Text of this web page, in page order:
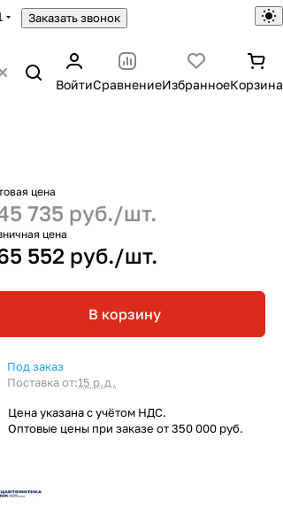
Заказать звонок
ВойтиСравнениеИзбранноеКорзина
цена
735 руб./шт.
цена
552 руб./шт.
В корзину
Под заказ
Поставка от:15 р.д.
Цена указана с учётом НДС.
Оптовые цены при заказе от 350 000 руб.